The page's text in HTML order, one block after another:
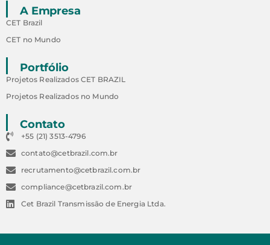
Contato
+55 (21) 3513-4796
contato@cetbrazil.com.br
recrutamento@cetbrazil.com.br
compliance@cetbrazil.com.br
Cet Brazil Transmissão de Energia Ltda.
A Empresa
CET Brazil
CET no Mundo
Portfólio
Projetos Realizados CET BRAZIL
Projetos Realizados no Mundo